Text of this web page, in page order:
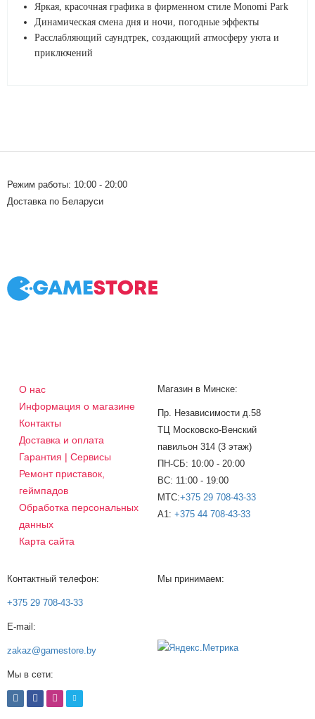
Яркая, красочная графика в фирменном стиле Monomi Park
Динамическая смена дня и ночи, погодные эффекты
Расслабляющий саундтрек, создающий атмосферу уюта и
приключений
Режим работы: 10:00 - 20:00
Доставка по Беларуси
О нас
Информация о магазине
Контакты
Доставка и оплата
Гарантия | Сервисы
Ремонт приставок,
геймпадов
Обработка персональных
данных
Карта сайта
Магазин в Минске:
Пр. Независимости д.58
ТЦ Московско-Венский
павильон 314 (3 этаж)
ПН-СБ: 10:00 - 20:00
ВС: 11:00 - 19:00
МТС:+375 29 708-43-33
A1: +375 44 708-43-33
Контактный телефон:
+375 29 708-43-33
E-mail:
zakaz@gamestore.by
Мы в сети:
Мы принимаем: